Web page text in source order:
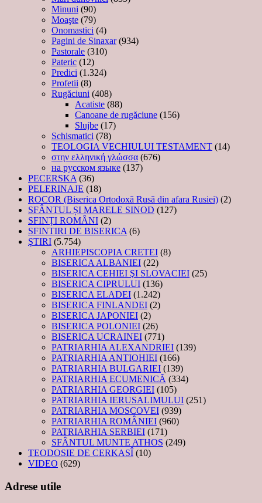
Minuni (90)
Moaşte (79)
Onomastici (4)
Pagini de Sinaxar(934)
Pastorale (310)
Pateric (12)
Predici (1.324)
Profetii (8)
Rugăciuni (408)
Acatiste (88)
Canoane de rugăciune (156)
Slujbe (17)
Schismatici (78)
TEOLOGIA VECHIULUI TESTAMENT (14)
στην ελληνική γλώσσα (676)
на русском языке (137)
PECERSKA (36)
PELERINAJE (18)
ROCOR (Biserica Ortodoxă Rusă din afara Rusiei) (2)
SFÂNTUL ȘI MARELE SINOD (127)
SFINȚI ROMÂNI (2)
SFINTIRI DE BISERICA (6)
ŞTIRI (5.754)
ARHIEPISCOPIA CRETEI (8)
BISERICA ALBANIEI (22)
BISERICA CEHIEI ŞI SLOVACIEI (25)
BISERICA CIPRULUI (136)
BISERICA ELADEI (1.242)
BISERICA FINLANDEI (2)
BISERICA JAPONIEI (2)
BISERICA POLONIEI (26)
BISERICA UCRAINEI (771)
PATRIARHIA ALEXANDRIEI (139)
PATRIARHIA ANTIOHIEI (166)
PATRIARHIA BULGARIEI (139)
PATRIARHIA ECUMENICĂ (334)
PATRIARHIA GEORGIEI (105)
PATRIARHIA IERUSALIMULUI (251)
PATRIARHIA MOSCOVEI (939)
PATRIARHIA ROMÂNIEI (960)
PATRIARHIA SERBIEI (171)
SFÂNTUL MUNTE ATHOS (249)
TEODOSIE DE CERKASÎ (10)
VIDEO (629)
Adrese utile